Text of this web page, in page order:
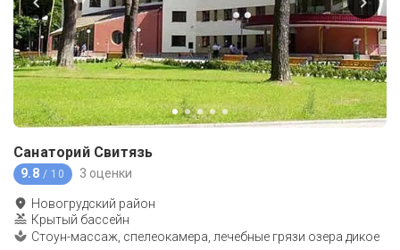
Санаторий Свитязь
9.8 / 10 3 оценки
Новогрудский район
Крытый бассейн
Стоун-массаж, спелеокамера, лечебные грязи озера дикое